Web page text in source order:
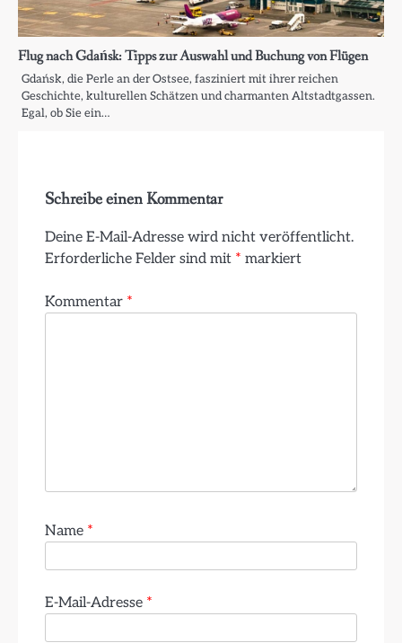
Flug nach Gdańsk: Tipps zur Auswahl und Buchung von Flügen
Gdańsk, die Perle an der Ostsee, fasziniert mit ihrer reichen
Geschichte, kulturellen Schätzen und charmanten Altstadtgassen.
Egal, ob Sie ein…
Schreibe einen Kommentar
Deine E-Mail-Adresse wird nicht veröffentlicht.
Erforderliche Felder sind mit * markiert
Kommentar *
Name *
E-Mail-Adresse *